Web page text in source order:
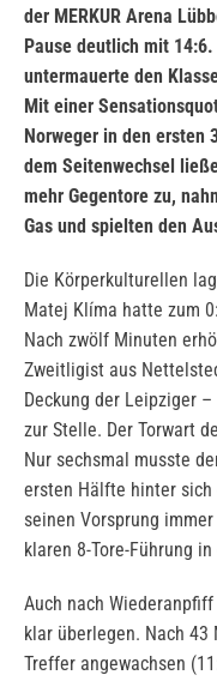
der MERKUR Arena
Pause deutlich mit
untermauerte den
Mit einer
Norweger in den ersten
dem Seitenwechsel
mehr Gegentore zu,
Gas und spielten den
Die Körperkulturellen
Matej Klíma hatte zum
Nach zwölf Minuten
Zweitligist aus
Deckung der Leipziger
zur Stelle. Der Torwart
Nur sechsmal musste
ersten Hälfte hinter sich
seinen Vorsprung
klaren 8-Tore-Führung
Auch nach
klar überlegen. Nach
Treffer angewachsen